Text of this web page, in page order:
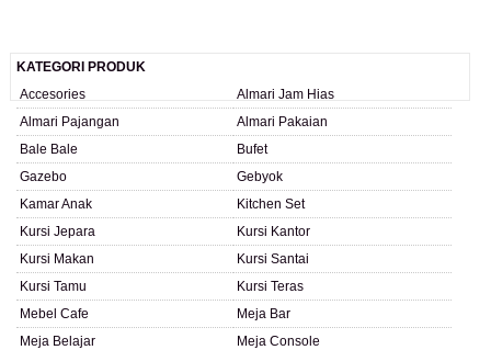
KATEGORI PRODUK
Accesories
Almari Jam Hias
Almari Pajangan
Almari Pakaian
Bale Bale
Bufet
Gazebo
Gebyok
Kamar Anak
Kitchen Set
Kursi Jepara
Kursi Kantor
Kursi Makan
Kursi Santai
Kursi Tamu
Kursi Teras
Mebel Cafe
Meja Bar
Meja Belajar
Meja Console